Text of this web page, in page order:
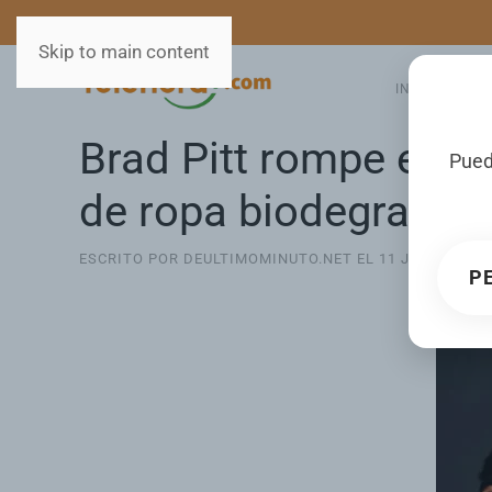
Skip to main content
INICIO
Brad Pitt rompe
de ropa biodegradable
ESCRITO POR DEULTIMOMINUTO.NET EL 11 JUNIO 2025